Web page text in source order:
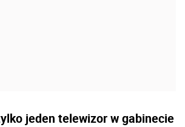
jeden telewizor w gabinecie